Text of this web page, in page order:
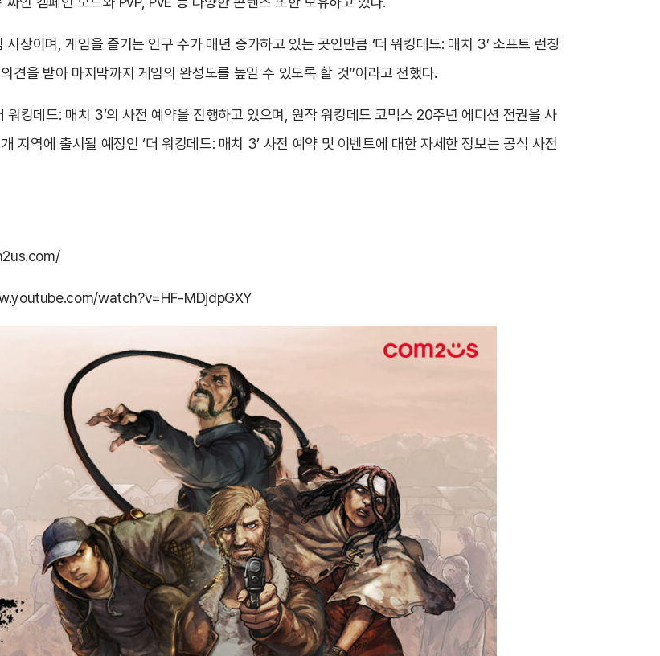
장이며, 게임을 즐기는 인구 수가 매년 증가하고 있는 곳인만큼 ‘더 워킹데드: 매치 3’ 소프트 런칭
견을 받아 마지막까지 게임의 완성도를 높일 수 있도록 할 것”이라고 전했다.
킹데드: 매치 3’의 사전 예약을 진행하고 있으며, 원작 워킹데드 코믹스 20주년 에디션 전권을 사
지역에 출시될 예정인 ‘더 워킹데드: 매치 3’ 사전 예약 및 이벤트에 대한 자세한 정보는 공식 사전
watch?v=HF-MDjdpGXY